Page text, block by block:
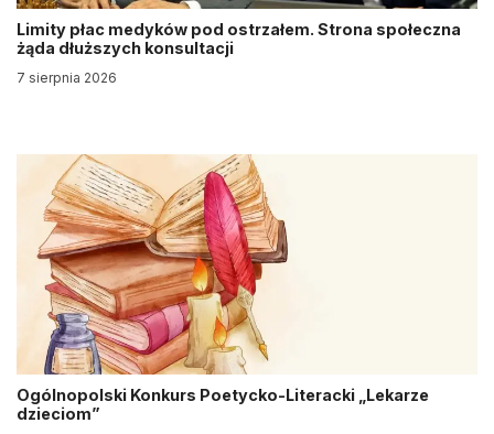
Limity płac medyków pod ostrzałem. Strona społeczna
żąda dłuższych konsultacji
7 sierpnia 2026
Ogólnopolski Konkurs Poetycko-Literacki „Lekarze
dzieciom”